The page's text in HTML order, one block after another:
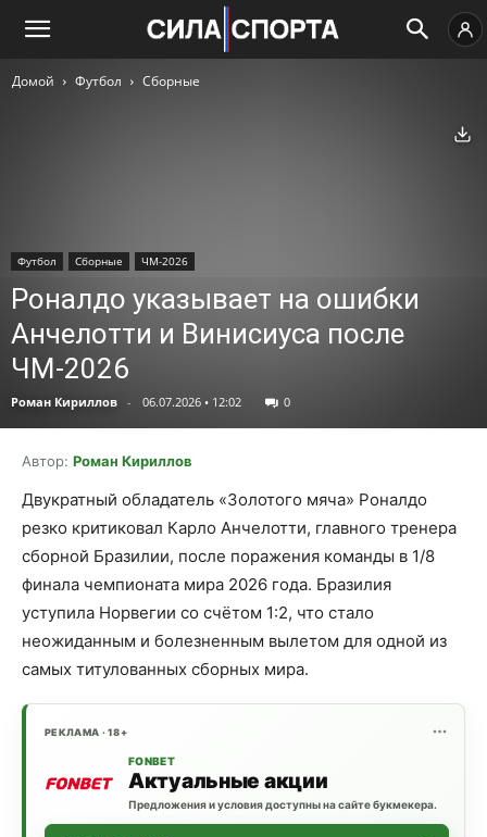
Домой Футбол Сборные
Футбол Сборные ЧМ-2026
Роналдо указывает на ошибки
Анчелотти и Винисиуса после
ЧМ-2026
Роман Кириллов - 06.07.2026 • 12:02 0
Автор: Роман Кириллов
Двукратный обладатель «Золотого мяча» Роналдо
резко критиковал Карло Анчелотти, главного тренера
сборной Бразилии, после поражения команды в 1/8
финала чемпионата мира 2026 года. Бразилия
уступила Норвегии со счётом 1:2, что стало
неожиданным и болезненным вылетом для одной из
самых титулованных сборных мира.
РЕКЛАМА · 18+
FONBET
Актуальные акции
Предложения и условия доступны на сайте букмекера.